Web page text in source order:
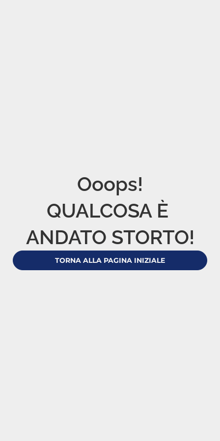
Ooops!
QUALCOSA È
ANDATO STORTO!
TORNA ALLA PAGINA INIZIALE